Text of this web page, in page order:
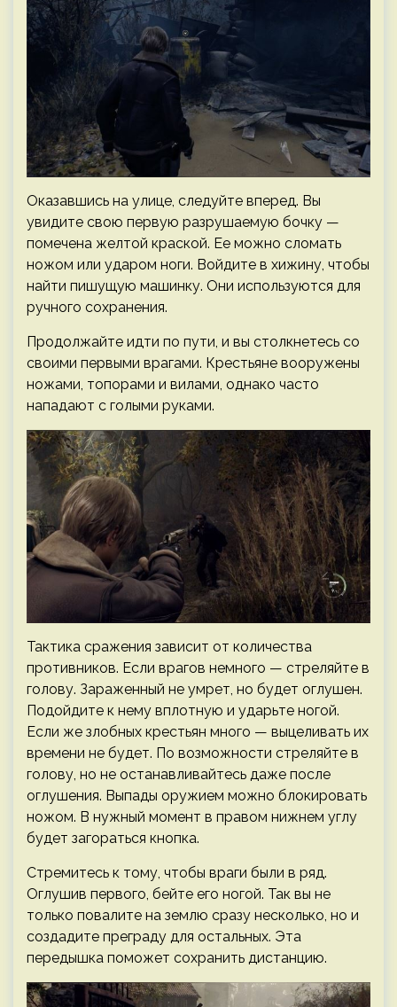
Оказавшись на улице, следуйте вперед. Вы
увидите свою первую разрушаемую бочку —
помечена желтой краской. Ее можно сломать
ножом или ударом ноги. Войдите в хижину, чтобы
найти пишущую машинку. Они используются для
ручного сохранения.
Продолжайте идти по пути, и вы столкнетесь со
своими первыми врагами. Крестьяне вооружены
ножами, топорами и вилами, однако часто
нападают с голыми руками.
Тактика сражения зависит от количества
противников. Если врагов немного — стреляйте в
голову. Зараженный не умрет, но будет оглушен.
Подойдите к нему вплотную и ударьте ногой.
Если же злобных крестьян много — выцеливать их
времени не будет. По возможности стреляйте в
голову, но не останавливайтесь даже после
оглушения. Выпады оружием можно блокировать
ножом. В нужный момент в правом нижнем углу
будет загораться кнопка.
Стремитесь к тому, чтобы враги были в ряд.
Оглушив первого, бейте его ногой. Так вы не
только повалите на землю сразу несколько, но и
создадите преграду для остальных. Эта
передышка поможет сохранить дистанцию.